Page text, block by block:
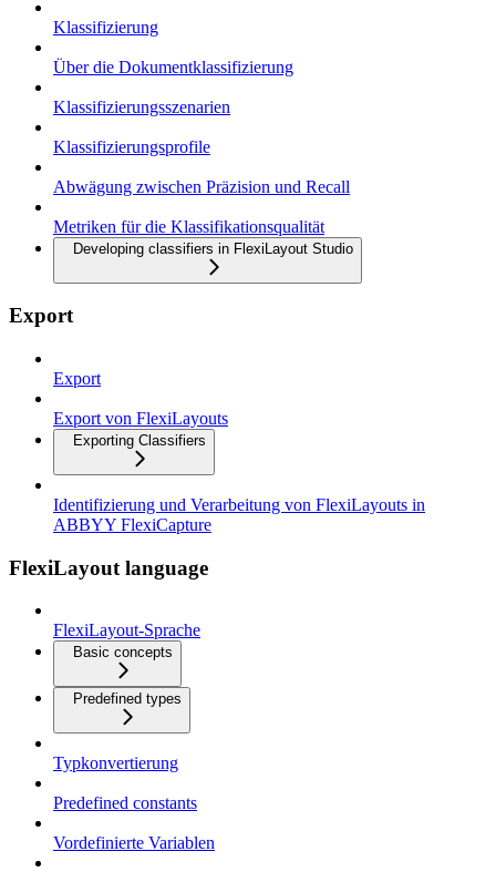
Klassifizierung
Über die Dokumentklassifizierung
Klassifizierungsszenarien
Klassifizierungsprofile
Abwägung zwischen Präzision und Recall
Metriken für die Klassifikationsqualität
Developing classifiers in FlexiLayout Studio
Export
Export
Export von FlexiLayouts
Exporting Classifiers
Identifizierung und Verarbeitung von FlexiLayouts in
ABBYY FlexiCapture
FlexiLayout language
FlexiLayout-Sprache
Basic concepts
Predefined types
Typkonvertierung
Predefined constants
Vordefinierte Variablen